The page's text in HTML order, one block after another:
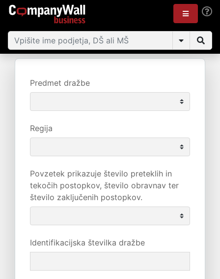
Predmet dražbe
Regija
Povzetek prikazuje število preteklih in
tekočih postopkov, število obravnav ter
število zaključenih postopkov.
Identifikacijska številka dražbe